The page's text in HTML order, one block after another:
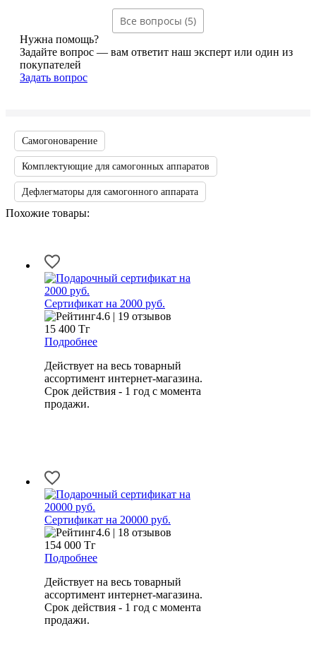
Все вопросы (5)
Нужна помощь?
Задайте вопрос — вам ответит наш эксперт или один из
покупателей
Задать вопрос
Самогоноварение
Комплектующие для самогонных аппаратов
Дефлегматоры для самогонного аппарата
Похожие товары:
Сертификат на 2000 руб.
4.6 | 19 отзывов
15 400 Тг
Подробнее
Действует на весь товарный
ассортимент интернет-магазина.
Срок действия - 1 год с момента
продажи.
Сертификат на 20000 руб.
4.6 | 18 отзывов
154 000 Тг
Подробнее
Действует на весь товарный
ассортимент интернет-магазина.
Срок действия - 1 год с момента
продажи.